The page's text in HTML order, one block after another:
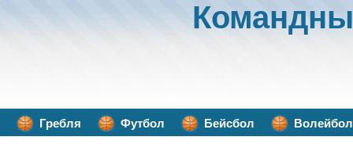
Гребля Футбол Бейсбол Волейбол